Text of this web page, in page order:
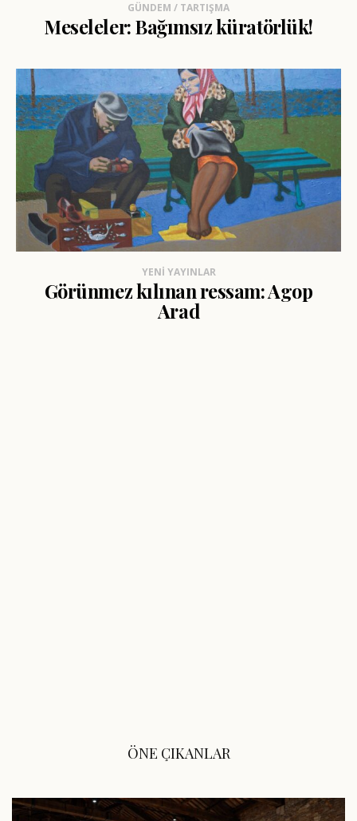
GÜNDEM / TARTIŞMA
Meseleler: Bağımsız küratörlük!
YENI YAYINLAR
Görünmez kılınan ressam: Agop
Arad
ÖNE ÇIKANLAR